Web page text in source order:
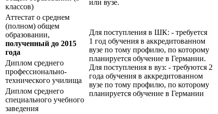
классов)
или вузе.
Аттестат о среднем
(полном) общем
образовании,
полученный до 2015
года
Для поступления в ШК: - требуется
1 год обучения в аккредитованном
вузе по тому профилю, по которому
планируется обучение в Германии.
Для поступления в вуз: - требуются 2
года обучения в аккредитованном
вузе по тому профилю, по которому
планируется обучение в Германии
Диплом среднего
профессионально-
технического училища
Диплом среднего
специального учебного
заведения